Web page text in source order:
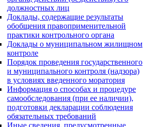
должностных лиц
Доклады, содержащие результаты
обобщения правоприменительной
практики контрольного органа
Доклады о муниципальном жилищном
контроле
Порядок проведения государственного
и муниципального контроля (надзора)
в условиях введенного моратория
Информация о способах и процедуре
самообследования (при ее наличии),
подготовки декларации соблюдения
обязательных требований
Иные сведения, предусмотренные